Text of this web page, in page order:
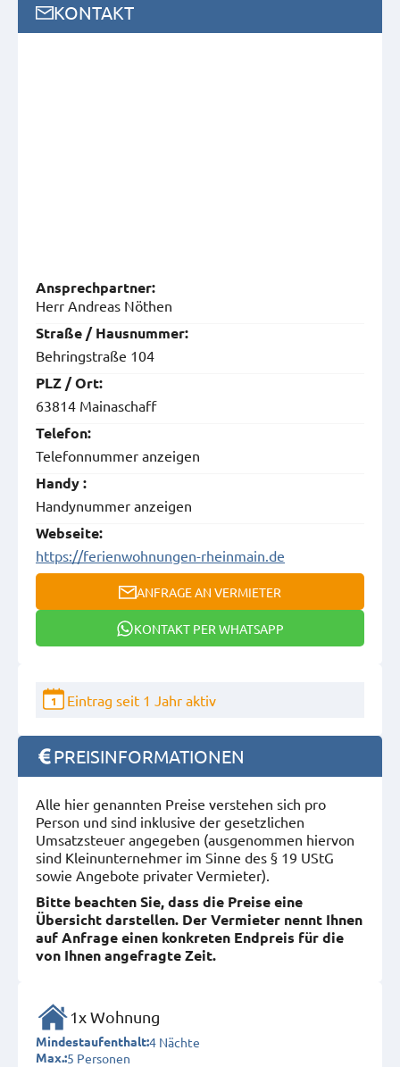
KONTAKT
Ansprech­partner:
Herr Andreas Nöthen
Straße / Hausnummer:
Behringstraße 104
PLZ / Ort:
63814 Mainaschaff
Telefon:
Telefonnummer anzeigen
Handy :
Handynummer anzeigen
Webseite:
https://ferienwohnungen-rheinmain.de
ANFRAGE AN VERMIETER
KONTAKT PER WHATSAPP
1 Eintrag seit 1 Jahr aktiv
PREISINFORMATIONEN
Alle hier genannten Preise verstehen sich pro
Person und sind inklusive der gesetzlichen
Umsatzsteuer angegeben (ausgenommen hiervon
sind Kleinunternehmer im Sinne des § 19 UStG
sowie Angebote privater Vermieter).
Bitte beachten Sie, dass die Preise eine
Übersicht darstellen. Der Vermieter nennt Ihnen
auf Anfrage einen konkreten Endpreis für die
von Ihnen angefragte Zeit.
1x Wohnung
Mindestaufenthalt:4 Nächte
Max.:5 Personen